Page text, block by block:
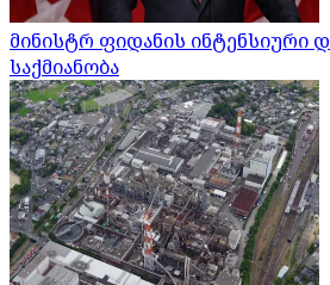
მინისტრ ფიდანის ინტენსიური
საქმიანობა